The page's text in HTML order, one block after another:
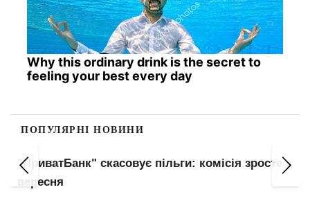
Why this ordinary drink is the secret to
feeling your best every day
ПОПУЛЯРНІ НОВИНИ
"ПриватБанк" скасовує пільги: комісія зросте з
вересня